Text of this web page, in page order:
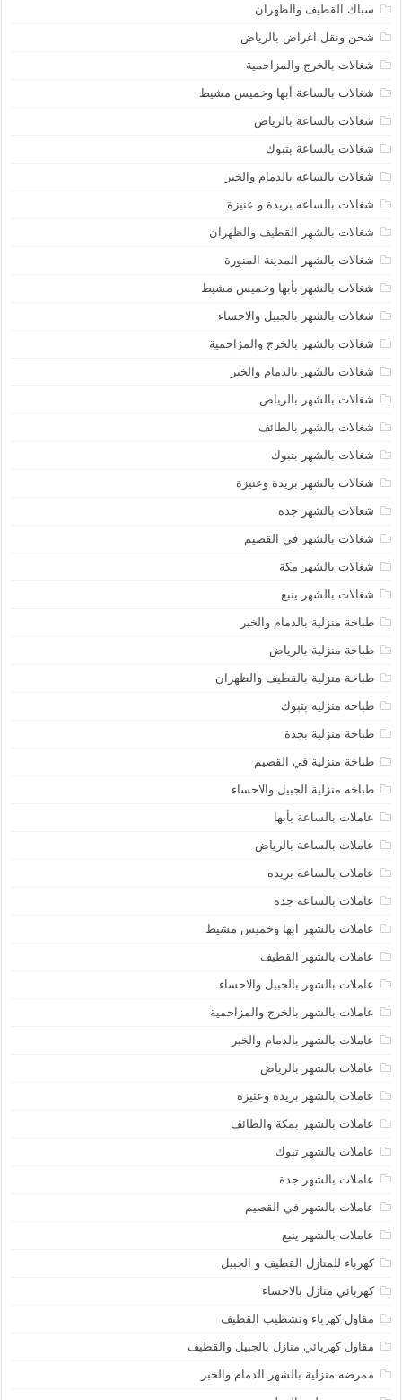
سباك القطيف والظهران
شحن ونقل اغراض بالرياض
شغالات بالخرج والمزاحمية
شغالات بالساعة أبها وخميس مشيط
شغالات بالساعة بالرياض
شغالات بالساعة بتبوك
شغالات بالساعه بالدمام والخبر
شغالات بالساعه بريدة و عنيزة
شغالات بالشهر القطيف والظهران
شغالات بالشهر المدينة المنورة
شغالات بالشهر بأبها وخميس مشيط
شغالات بالشهر بالجبيل والاحساء
شغالات بالشهر بالخرج والمزاحمية
شغالات بالشهر بالدمام والخبر
شغالات بالشهر بالرياض
شغالات بالشهر بالطائف
شغالات بالشهر بتبوك
شغالات بالشهر بريدة وعنيزة
شغالات بالشهر جدة
شغالات بالشهر في القصيم
شغالات بالشهر مكة
شغالات بالشهر ينبع
طباخة منزلية بالدمام والخبر
طباخة منزلية بالرياض
طباخة منزلية بالقطيف والظهران
طباخة منزلية بتبوك
طباخة منزلية بجدة
طباخة منزلية في القصيم
طباخه منزلية الجبيل والاحساء
عاملات بالساعة بأبها
عاملات بالساعة بالرياض
عاملات بالساعه بريده
عاملات بالساعه جدة
عاملات بالشهر ابها وخميس مشيط
عاملات بالشهر القطيف
عاملات بالشهر بالجبيل والاحساء
عاملات بالشهر بالخرج والمزاحمية
عاملات بالشهر بالدمام والخبر
عاملات بالشهر بالرياض
عاملات بالشهر بريدة وعنيزة
عاملات بالشهر بمكة والطائف
عاملات بالشهر تبوك
عاملات بالشهر جدة
عاملات بالشهر في القصيم
عاملات بالشهر ينبع
كهرباء للمنازل القطيف و الجبيل
كهربائي منازل بالاحساء
مقاول كهرباء وتشطيب القطيف
مقاول كهربائي منازل بالجبيل والقطيف
ممرضه منزلية بالشهر الدمام والخبر